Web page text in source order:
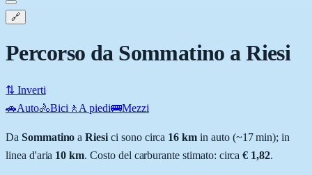
🔗
Percorso da Sommatino a Riesi
⇅ Inverti
🚗Auto🚴Bici 🚶 A piedi🚌Mezzi
Da Sommatino aRiesi ci sono circa 16 km in auto (~17 min); in
linea d'aria 10 km. Costo del carburante stimato: circa € 1,82.